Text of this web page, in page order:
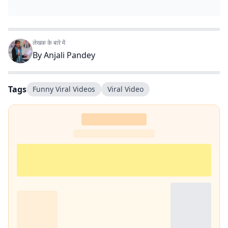
लेखक के बारे में
ByAnjali Pandey
Tags Funny Viral Videos Viral Video